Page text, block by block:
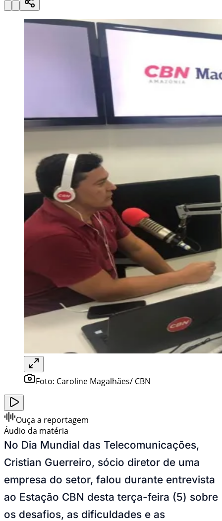
Foto: Caroline Magalhães/ CBN
Ouça a reportagem
Áudio da matéria
No Dia Mundial das Telecomunicações,
Cristian Guerreiro, sócio diretor de uma
empresa do setor, falou durante entrevista
ao Estação CBN desta terça-feira (5) sobre
os desafios, as dificuldades e as